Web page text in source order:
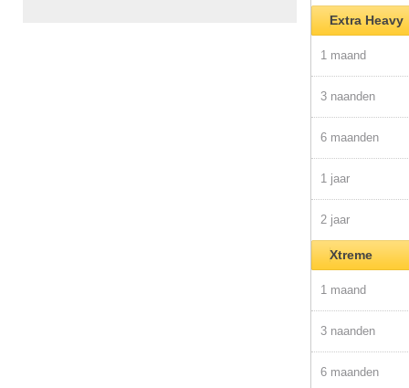
Extra Heavy
1 maand
3 naanden
6 maanden
1 jaar
2 jaar
Xtreme
1 maand
3 naanden
6 maanden